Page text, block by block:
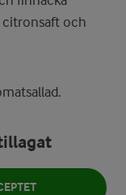
citronsaft och